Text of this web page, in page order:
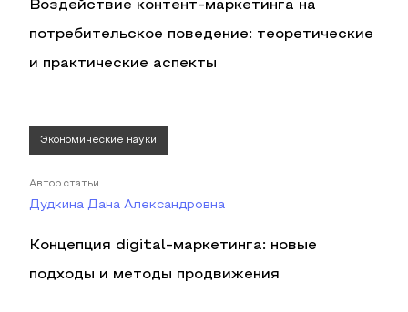
Воздействие контент-маркетинга на
потребительское поведение: теоретические
и практические аспекты
Экономические науки
Автор статьи
Дудкина Дана Александровна
Концепция digital-маркетинга: новые
подходы и методы продвижения